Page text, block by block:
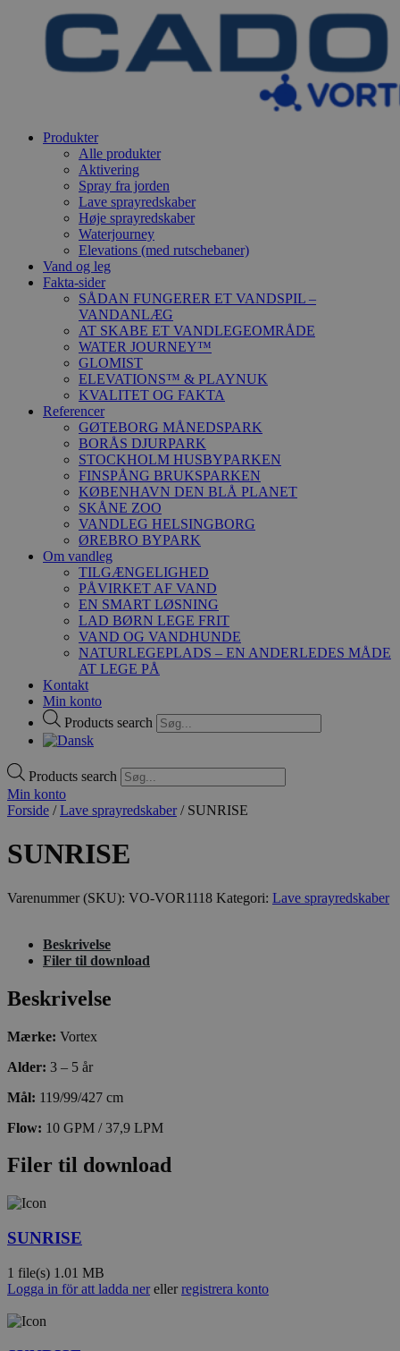
Produkter
Alle produkter
Aktivering
Spray fra jorden
Lave sprayredskaber
Høje sprayredskaber
Waterjourney
Elevations (med rutschebaner)
Vand og leg
Fakta-sider
SÅDAN FUNGERER ET VANDSPIL –
VANDANLÆG
AT SKABE ET VANDLEGEOMRÅDE
WATER JOURNEY™
GLOMIST
ELEVATIONS™ & PLAYNUK
KVALITET OG FAKTA
Referencer
GØTEBORG MÅNEDSPARK
BORÅS DJURPARK
STOCKHOLM HUSBYPARKEN
FINSPÅNG BRUKSPARKEN
KØBENHAVN DEN BLÅ PLANET
SKÅNE ZOO
VANDLEG HELSINGBORG
ØREBRO BYPARK
Om vandleg
TILGÆNGELIGHED
PÅVIRKET AF VAND
EN SMART LØSNING
LAD BØRN LEGE FRIT
VAND OG VANDHUNDE
NATURLEGEPLADS – EN ANDERLEDES MÅDE
AT LEGE PÅ
Kontakt
Min konto
Products search
Products search
Min konto
Forside /Lave sprayredskaber/ SUNRISE
SUNRISE
Varenummer (SKU): VO-VOR1118 Kategori: Lave sprayredskaber
Beskrivelse
Filer til download
Beskrivelse
Mærke: Vortex
Alder: 3 – 5 år
Mål: 119/99/427 cm
Flow: 10 GPM / 37,9 LPM
Filer til download
SUNRISE
1 file(s) 1.01 MB
Logga in för att ladda nerellerregistrera konto